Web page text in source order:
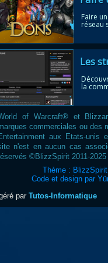
Faire
réseau
Les
la
of Warcraft® et
commerciales ou des
aux Etats-unis
n'est en aucun cas
©BlizzSpirit 2011-2025
Thème :
Code et design par
par Tutos-Informatique